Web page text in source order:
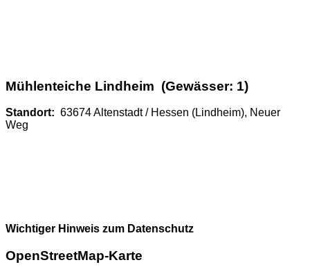
Mühlenteiche Lindheim (Gewässer: 1)
Standort: 63674 Altenstadt / Hessen (Lindheim), Neuer
Weg
Wichtiger Hinweis zum Datenschutz
OpenStreetMap-Karte